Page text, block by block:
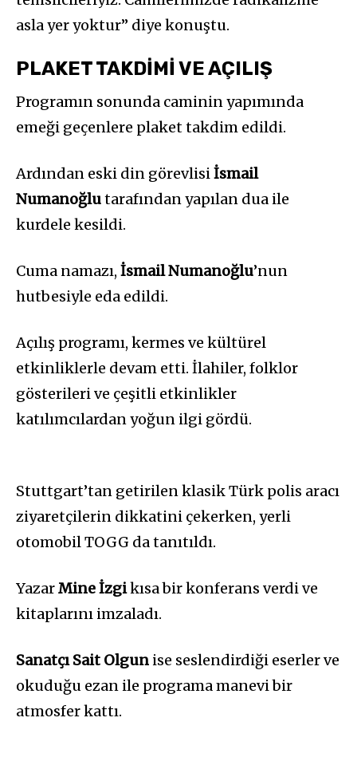
asla yer yoktur” diye konuştu.
PLAKET TAKDİMİ VE AÇILIŞ
Programın sonunda caminin yapımında
emeği geçenlere plaket takdim edildi.
Ardından eski din görevlisiİsmail
Numanoğlutarafından yapılan dua ile
kurdele kesildi.
Cuma namazı, İsmail Numanoğlu’nun
hutbesiyle eda edildi.
Açılış programı, kermes ve kültürel
etkinliklerle devam etti. İlahiler, folklor
gösterileri ve çeşitli etkinlikler
katılımcılardan yoğun ilgi gördü.
Stuttgart’tan getirilen klasik Türk polis aracı
ziyaretçilerin dikkatini çekerken, yerli
otomobil TOGG da tanıtıldı.
YazarMine İzgikısa bir konferans verdi ve
kitaplarını imzaladı.
Sanatçı Sait Olgun ise seslendirdiği eserler ve
okuduğu ezan ile programa manevi bir
atmosfer kattı.